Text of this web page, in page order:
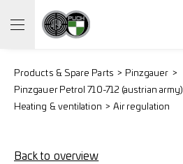
Products & Spare Parts
Pinzgauer
Pinzgauer Petrol 710-712 (austrian army)
Heating & ventilation
Air regulation
Back to overview